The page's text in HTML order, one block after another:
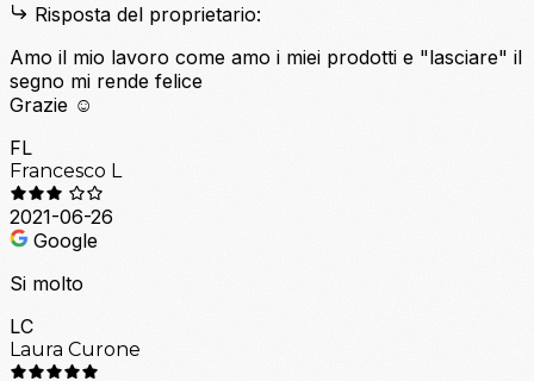
Risposta del proprietario:
Amo il mio lavoro come amo i miei prodotti e "lasciare" il
segno mi rende felice
Grazie ☺️
FL
Francesco L
2021-06-26
Google
Si molto
LC
Laura Curone